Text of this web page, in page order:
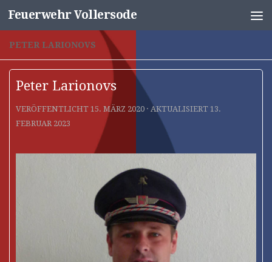
Unter dem Inhalt
Feuerwehr Vollersode
PETER LARIONOVS
Peter Larionovs
VERÖFFENTLICHT 15. MÄRZ 2020 · AKTUALISIERT 13.
FEBRUAR 2023